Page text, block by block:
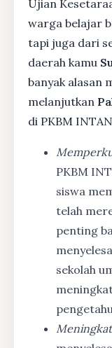
Ujian
warga belajar
tapi juga dari
daerah kamu
banyak alasan
melanjutkan
di PKBM
PKBM
siswa
telah
penting
sekolah